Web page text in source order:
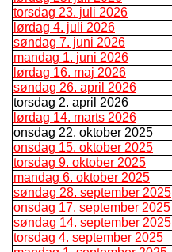
torsdag 23. juli 2026
lørdag 4. juli 2026
søndag 7. juni 2026
mandag 1. juni 2026
lørdag 16. maj 2026
søndag 26. april 2026
torsdag 2. april 2026
lørdag 14. marts 2026
onsdag 22. oktober 2025
onsdag 15. oktober 2025
torsdag 9. oktober 2025
mandag 6. oktober 2025
søndag 28. september 2025
onsdag 17. september 2025
søndag 14. september 2025
torsdag 4. september 2025